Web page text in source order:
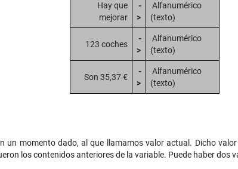
Hay que
mejorar
-
>
Alfanumérico
(texto)
123 coches
-
>
Alfanumérico
(texto)
Son 35,37 €
-
>
Alfanumérico
(texto)
un momento dado, al que llamamos valor actual. Dicho
los contenidos anteriores de la variable. Puede haber dos